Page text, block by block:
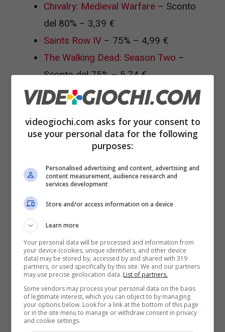
Chivalry: Medieval Warfare – Sconto
del 80% – 3,39 €
Saints Row IV – 75% – 4,99 €
The Walking Dead: Season Two –
Sconto del 75% – 5,74 €
DYNASTY WARRIORS 8: Xtreme
Legends
– Sconto del 66% – 16,99 €
The Escapists– Sconto del 50% – 6,49
€
– 20,99 €
15,99 €
Articoli recenti
News
Grokipedia: l’innovativo
progetto AI di Elon Musk è
già al capolinea?
videogiochi.com asks for your consent to
use your personal data for the following
purposes:
Personalised advertising and content, advertising and
content measurement, audience research and
services development
Store and/or access information on a device
Learn more
Your personal data will be processed and information from
your device (cookies, unique identifiers, and other device
data) may be stored by, accessed by and shared with 319
partners, or used specifically by this site. We and our partners
may use precise geolocation data. List of partners.
Some vendors may process your personal data on the basis
of legitimate interest, which you can object to by managing
your options below. Look for a link at the bottom of this page
or in the site menu to manage or withdraw consent in privacy
and cookie settings.